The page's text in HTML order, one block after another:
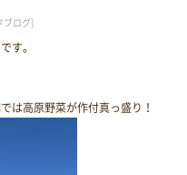
ブログ]
す。
は高原野菜が作付真っ盛り！